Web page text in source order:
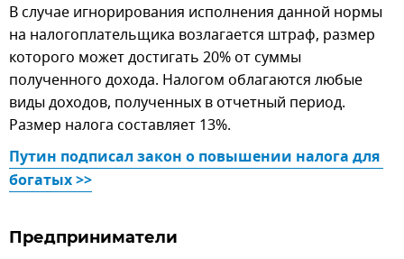
В случае игнорирования исполнения данной нормы
на налогоплательщика возлагается штраф, размер
которого может достигать 20% от суммы
полученного дохода. Налогом облагаются любые
виды доходов, полученных в отчетный период.
Размер налога составляет 13%.
Путин подписал закон о повышении налога для
богатых >>
Предприниматели